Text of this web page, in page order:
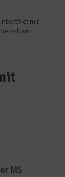
mit
MS